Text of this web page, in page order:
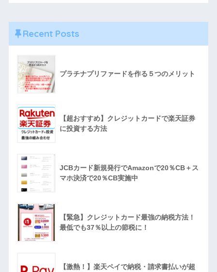
Recent Posts
プラチナプリファードを作る５つのメリット
【超おすすめ】クレジットカードで楽天証券
に投資する方法
JCBカード新規発行でAmazonで20％CB＋ス
マホ決済で20％CB実施中
【緊急】クレジットカード最強の納税方法！
最低でも37％以上の節税に！
【激熱！】楽天ペイで納税・請求書払いが超